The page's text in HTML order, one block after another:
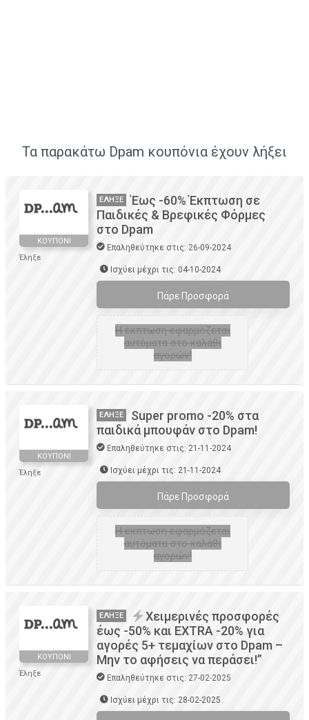
Τα παρακάτω Dpam κουπόνια έχουν λήξει
ΚΟΥΠΌΝΙ
Έληξε
ΈΛΗΞΕ
Έως -60% Έκπτωση σε
Παιδικές & Βρεφικές Φόρμες
στο Dpam
Επαληθεύτηκε στις: 26-09-2024
Ισχύει μέχρι τις: 04-10-2024
Πάρε Προσφορά
H έκπτωση εφαρμόζεται
αυτόματα στο καλάθι
αγορών!
ΚΟΥΠΌΝΙ
Έληξε
ΈΛΗΞΕ
Super promo -20% στα
παιδικά μπουφάν στο Dpam!
Επαληθεύτηκε στις: 21-11-2024
Ισχύει μέχρι τις: 21-11-2024
Πάρε Προσφορά
H έκπτωση εφαρμόζεται
αυτόματα στο καλάθι
αγορών!
ΚΟΥΠΌΝΙ
Έληξε
ΈΛΗΞΕ
Χειμερινές προσφορές
έως -50% και EXTRA -20% για
αγορές 5+ τεμαχίων στο Dpam –
Μην το αφήσεις να περάσει!”
Επαληθεύτηκε στις: 27-02-2025
Ισχύει μέχρι τις: 28-02-2025